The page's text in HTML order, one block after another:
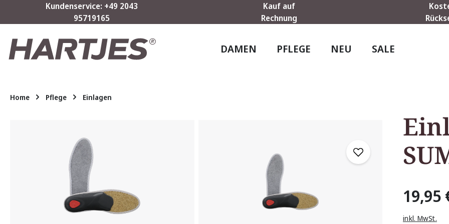
Hauptinhalt springen
Zur Suche springen
Zur Hauptnavigation springen
Kundenservice: +49 2043
95719165
Kauf auf
Rechnung
DAMEN PFLEGE NEU SALE
Home Pflege Einlagen
19,95
inkl. MwSt.